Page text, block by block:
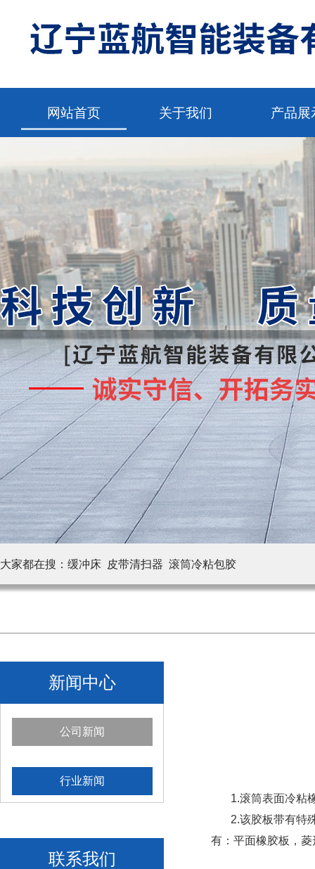
网站首页 关于我们 产品展
大家都在搜： 缓冲床 皮带清扫器 滚筒冷粘包胶
新闻中心
公司新闻
行业新闻
联系我们
1.滚筒表面冷粘橡
2.该胶板带有特殊
有：平面橡胶板，